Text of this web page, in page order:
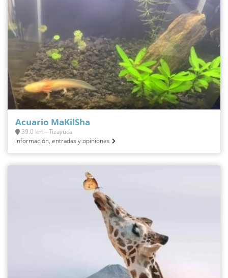
Acuario MaKilSha
39.0 km - Tizayuca
Información, entradas y opiniones